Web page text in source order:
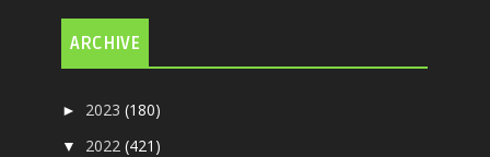
ARCHIVE
► 2023(180)
▼ 2022(421)